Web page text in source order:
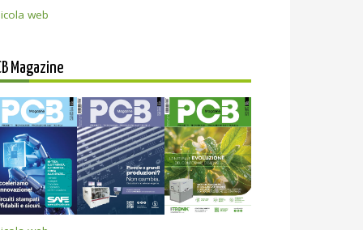
web
Magazine